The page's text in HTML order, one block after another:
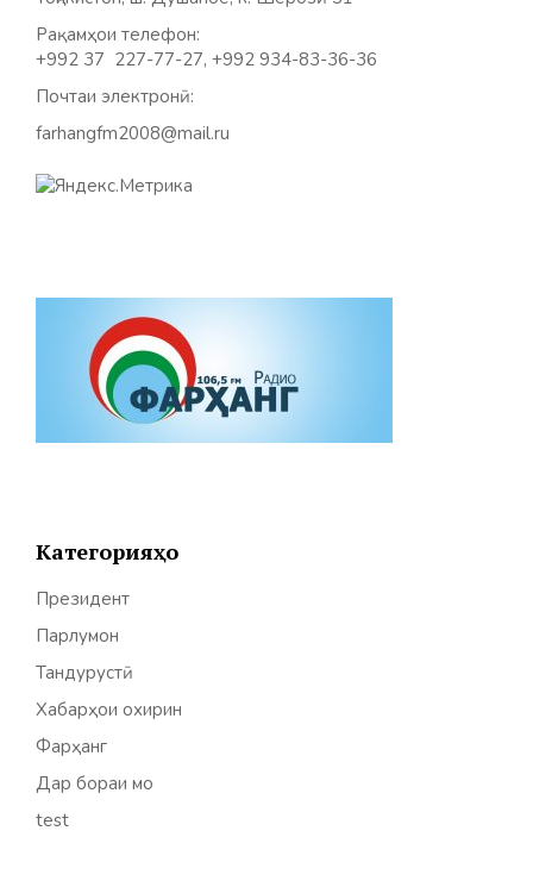
Рақамҳои телефон:
+992 37 227-77-27, +992 934-83-36-36
Почтаи электронӣ:
farhangfm2008@mail.ru
Категорияҳо
Президент
Парлумон
Тандурустӣ
Хабарҳои охирин
Фарҳанг
Дар бораи мо
test